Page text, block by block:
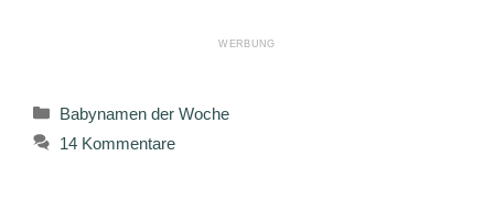
Kategorien
Babynamen der Woche
14 Kommentare